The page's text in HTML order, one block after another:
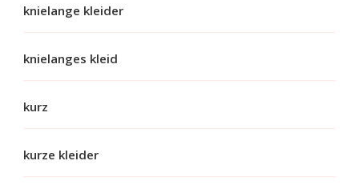
knielange kleider
knielanges kleid
kurz
kurze kleider